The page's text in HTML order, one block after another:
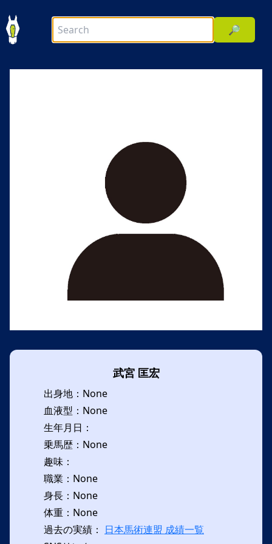
🔎
武宮 匡宏
出身地：None
血液型：None
生年月日：
乗馬歴：None
趣味：
職業：None
身長：None
体重：None
過去の実績： 日本馬術連盟 成績一覧